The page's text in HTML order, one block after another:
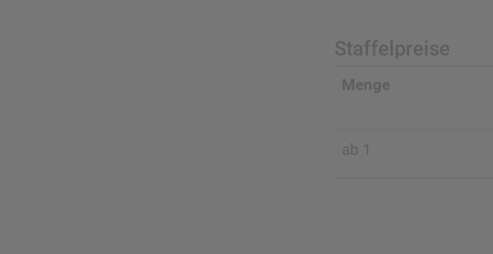
Staffelpreise
Menge
ab 1